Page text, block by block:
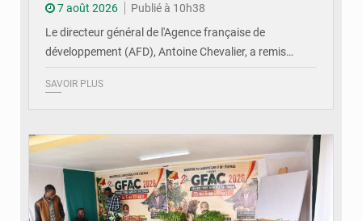
7 août 2026
Publié à 10h38
Le directeur général de l'Agence française de
développement (AFD), Antoine Chevalier, a remis…
SAVOIR PLUS